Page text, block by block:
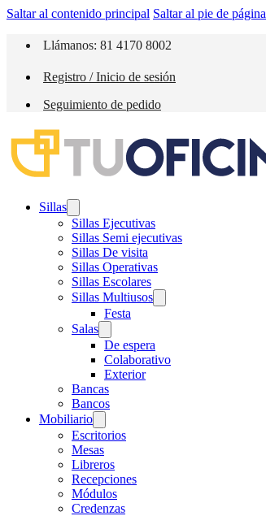
Saltar al contenido principal Saltar al pie de página
Llámanos: 81 4170 8002
Registro / Inicio de sesión
Seguimiento de pedido
Sillas
Sillas Ejecutivas
Sillas Semi ejecutivas
Sillas De visita
Sillas Operativas
Sillas Escolares
Sillas Multiusos
Festa
Salas
De espera
Colaborativo
Exterior
Bancas
Bancos
Mobiliario
Escritorios
Mesas
Libreros
Recepciones
Módulos
Credenzas